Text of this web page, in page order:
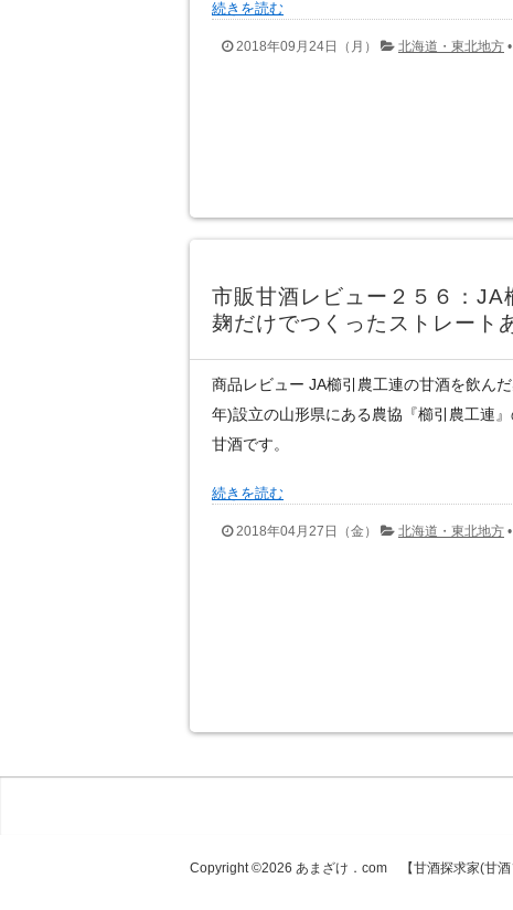
続きを読む
2018年09月24日（月） 北海道・東北地方 •
市販甘酒レビュー２５６：JA
麹だけでつくったストレート
商品レビュー JA櫛引農工連の甘酒を飲ん
年)設立の山形県にある農協『櫛引農工連
甘酒です。
続きを読む
2018年04月27日（金） 北海道・東北地方 •
Copyright ©2026 あまざけ．com 【甘酒探求家(甘酒